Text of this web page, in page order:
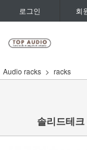
로그인 회
Audio racks racks
솔리드테